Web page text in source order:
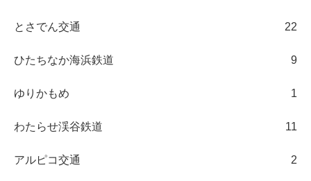
とさでん交通 22
ひたちなか海浜鉄道 9
ゆりかもめ 1
わたらせ渓谷鉄道 11
アルピコ交通 2